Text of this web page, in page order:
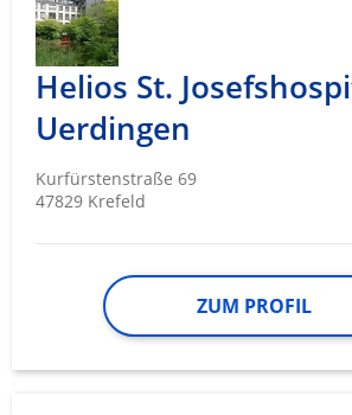
Helios St.
Uerdingen
Kurfürstenstraße 69
47829 Krefeld
ZUM PROFIL